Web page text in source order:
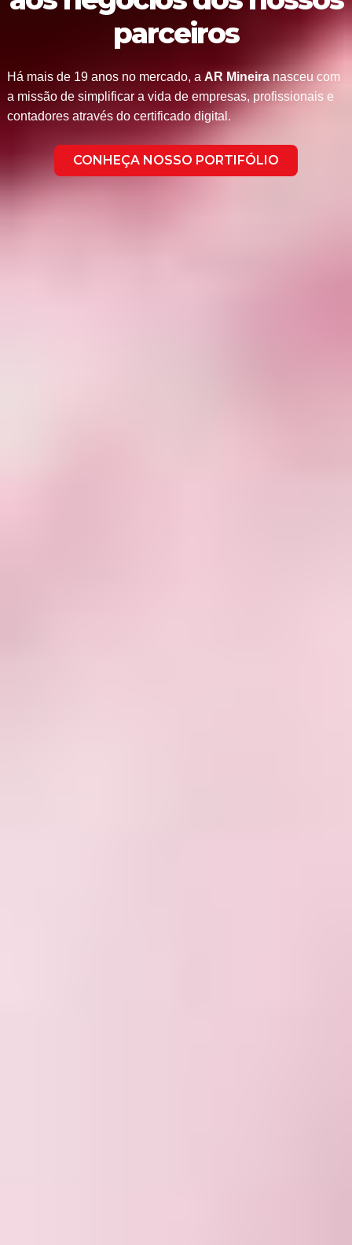
parceiros
Há mais de 19 anos no mercado, a AR Mineiranasceu com
a missão de simplificar a vida de empresas, profissionais e
contadores através do certificado digital.
CONHEÇA NOSSO PORTIFÓLIO